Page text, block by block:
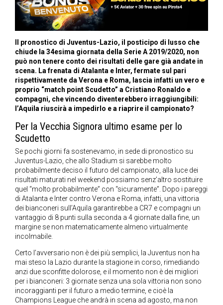
Il pronostico di Juventus-Lazio, il posticipo di lusso che
chiude la 34esima giornata della Serie A 2019/2020, non
può non tenere conto dei risultati delle gare già andate in
scena. La frenata di Atalanta e Inter, fermate sul pari
rispettivamente da Verona e Roma, lascia infatti un vero e
proprio “match point Scudetto” a Cristiano Ronaldo e
compagni, che vincendo diventerebbero irraggiungibili:
l’Aquila riuscirà a impedirlo e a riaprire il campionato?
Per la Vecchia Signora ultimo esame per lo
Scudetto
Se pochi giorni fa sostenevamo, in sede di pronostico su
Juventus-Lazio, che allo Stadium si sarebbe molto
probabilmente deciso il futuro del campionato, alla luce dei
risultati maturati nel weekend possiamo senz’altro sostituire
quel “molto probabilmente” con “sicuramente”. Dopo i pareggi
di Atalanta e Inter contro Verona e Roma, infatti, una vittoria
dei bianconeri sull’Aquila garantirebbe a CR7 e compagni un
vantaggio di 8 punti sulla seconda a 4 giornate dalla fine, un
margine se non matematicamente almeno virtualmente
incolmabile.
Certo l’avversario non è dei più semplici, la Juventus non ha
mai steso la Lazio durante la stagione in corso, rimediando
anzi due sconfitte dolorose, e il momento non è dei migliori
per i bianconeri: 3 giornate senza una sola vittoria non sono
incoraggianti per il futuro a medio termine, e cioè la
Champions League che andrà in scena ad agosto, ma non